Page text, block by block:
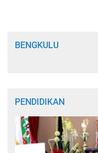
BENGKULU
PENDIDIKAN